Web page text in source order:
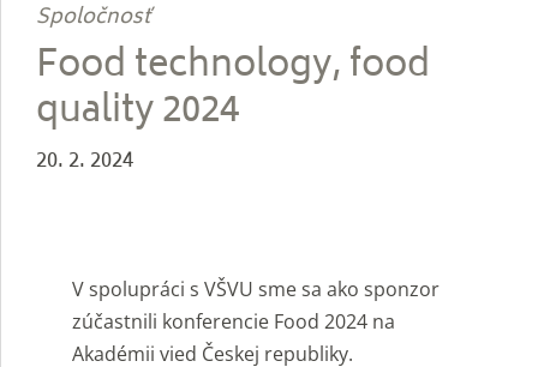
Spoločnosť
Food technology, food
quality 2024
20. 2. 2024
V spolupráci s VŠVU sme sa ako sponzor
zúčastnili konferencie Food 2024 na
Akadémii vied Českej republiky.